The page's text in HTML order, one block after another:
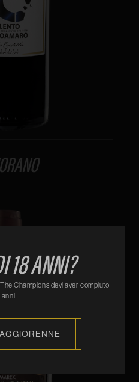
18 ANNI?
Champions devi aver compiuto
anni.
privacy policy